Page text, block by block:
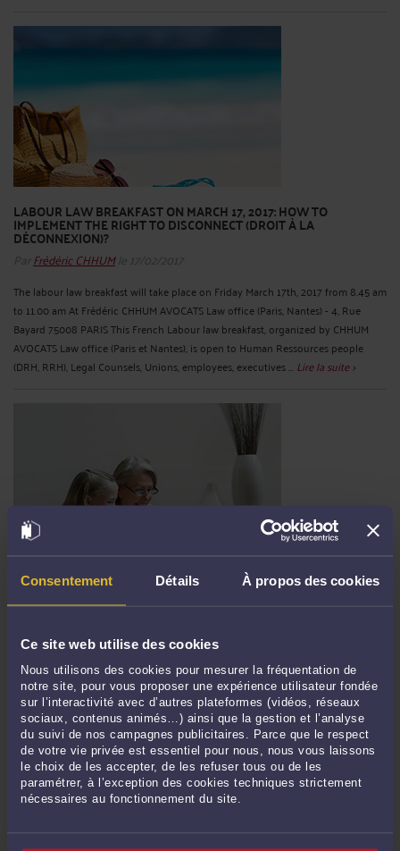
Consentement Détails À propos des cookies
Ce site web utilise des cookies
Nous utilisons des cookies pour mesurer la fréquentation de
notre site, pour vous proposer une expérience utilisateur fondée
sur l’interactivité avec d’autres plateformes (vidéos, réseaux
sociaux, contenus animés…) ainsi que la gestion et l’analyse
du suivi de nos campagnes publicitaires. Parce que le respect
de votre vie privée est essentiel pour nous, nous vous laissons
le choix de les accepter, de les refuser tous ou de les
paramétrer, à l’exception des cookies techniques strictement
nécessaires au fonctionnement du site.
LABOUR LAW BREAKFAST ON MARCH 17, 2017: HOW TO
IMPLEMENT THE RIGHT TO DISCONNECT (DROIT À LA
DÉCONNEXION)?
Par Frédéric CHHUMle 17/02/2017
The labour law breakfast will take place on Friday March 17th, 2017 from 8.45 am
to 11.00 am At Frédéric CHHUM AVOCATS Law office (Paris, Nantes) - 4, Rue
Bayard 75008 PARIS This French Labour law breakfast, organized by CHHUM
AVOCATS Law office (Paris et Nantes), is open to Human Ressources people
(DRH, RRH), Legal Counsels, Unions, employees, executives ... Lire la suite >
FRENCH LABOUR LAW: HOW TO IMPLEMENT THE RIGHT TO
DISCONNECT (DROIT À DÉCONNEXTION) APPLICABLE SINCE
Par Frédéric CHHUMle 17/02/2017
Pour lire la suite de la brève, cliquez sur le lien
https://blogavocat.fr/space/frederic.chhum/content/french-labour-law-how-
implement-right-disconnect-droit-%C3%A0-la-d%C3%A9connexion-applicable-
january-1st-2017_ 1) Paris CHHUM AVOCATS défend notamment des salariés,
cadres, intermittents du spectacle, journalistes, cadres dirigeants. Nous ...Lire la
suite >
Il n'y a plus d'élément à afficher